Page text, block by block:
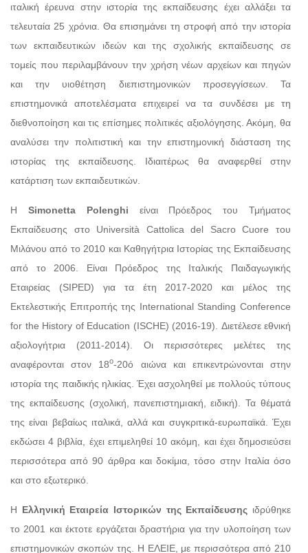
ιταλική έρευνα στην ιστορία της εκπαίδευσης έχει αλλάξει τα
τελευταία 25 χρόνια. Θα επισημάνει τη στροφή από την ιστορία
των εκπαιδευτικών ιδεών και της σχολικής εκπαίδευσης σε
τομείς που περιλαμβάνουν την χρήση νέων αρχείων και πηγών
και την υιοθέτηση διεπιστημονικών προσεγγίσεων. Τα
επιστημονικά αποτελέσματα επιχειρεί να τα συνδέσει με τη
διεθνοποίηση και τις επίσημες πολιτικές αξιολόγησης. Ακόμη, θα
αναλύσει την πολιτιστική και την επιστημονική διάσταση της
ιστορίας της εκπαίδευσης. Ιδιαιτέρως θα αναφερθεί στην
κατάρτιση των εκπαιδευτικών.
Η Simonetta Polenghi είναι Πρόεδρος του Τμήματος
Εκπαίδευσης στο Università Cattolica del Sacro Cuore του
Μιλάνου από το 2010 και Καθηγήτρια Ιστορίας της Εκπαίδευσης
από το 2006. Είναι Πρόεδρος της Ιταλικής Παιδαγωγικής
Εταιρείας (SIPED) για τα έτη 2017-2020 και μέλος της
Εκτελεστικής Επιτροπής της International Standing Conference
for the History of Education (ISCHE) (2016-19). Διετέλεσε εθνική
αξιολογήτρια (2011-2014). Οι περισσότερες μελέτες της
αναφέρονται στον 18ο-20ό αιώνα και επικεντρώνονται στην
ιστορία της παιδικής ηλικίας. Έχει ασχοληθεί με πολλούς τύπους
της εκπαίδευσης (σχολική, πανεπιστημιακή, ειδική). Τα θέματά
της είναι βεβαίως ιταλικά, αλλά και συγκριτικά-ευρωπαϊκά. Έχει
εκδώσει 4 βιβλία, έχει επιμεληθεί 10 ακόμη, και έχει δημοσιεύσει
περισσότερα από 90 άρθρα και δοκίμια, τόσο στην Ιταλία όσο
και στο εξωτερικό.
Η Ελληνική Εταιρεία Ιστορικών της Εκπαίδευσης ιδρύθηκε
το 2001 και έκτοτε εργάζεται δραστήρια για την υλοποίηση των
επιστημονικών σκοπών της. Η ΕΛΕΙΕ, με περισσότερα από 210